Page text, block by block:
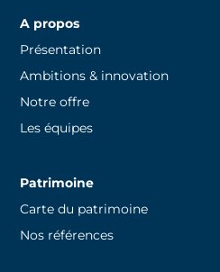
A propos
Présentation
Ambitions & innovation
Notre offre
Les équipes
Patrimoine
Carte du patrimoine
Nos références